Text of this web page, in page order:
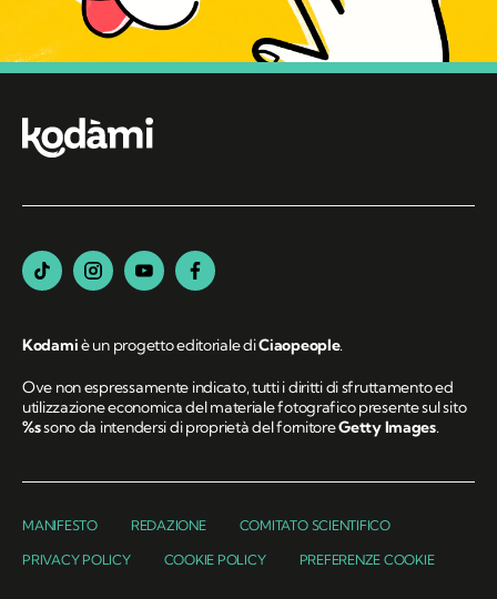
Kodamiè un progetto editoriale diCiaopeople.
Ove non espressamente indicato, tutti i diritti di sfruttamento ed
utilizzazione economica del materiale fotografico presente sul sito
%ssono da intendersi di proprietà del fornitoreGetty Images.
MANIFESTO REDAZIONE COMITATO SCIENTIFICO
PRIVACY POLICY COOKIE POLICY PREFERENZE COOKIE